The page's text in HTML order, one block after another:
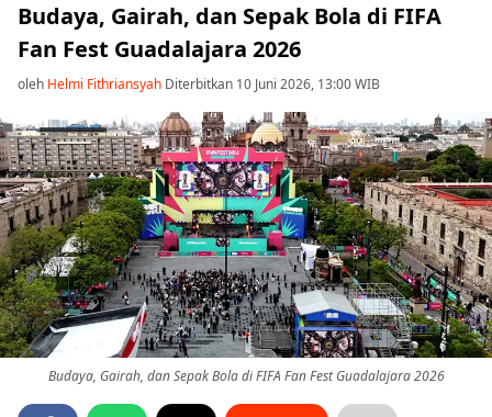
Budaya, Gairah, dan Sepak Bola di FIFA
Fan Fest Guadalajara 2026
oleh Helmi Fithriansyah Diterbitkan 10 Juni 2026, 13:00 WIB
Budaya, Gairah, dan Sepak Bola di FIFA Fan Fest Guadalajara 2026